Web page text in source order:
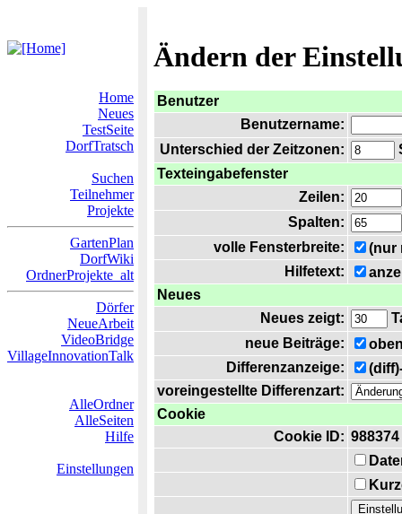
Ändern der
Home
Neues
TestSeite
DorfTratsch
Suchen
Teilnehmer
Projekte
GartenPlan
DorfWiki
OrdnerProjekte_alt
Dörfer
NeueArbeit
VideoBridge
VillageInnovationTalk
AlleOrdner
AlleSeiten
Hilfe
Einstellungen
Benutzer
Benutzername:
Unterschied der Zeitzonen:
Texteingabefenster
Zeilen:
Spalten:
volle Fensterbreite:
(nur
Hilfetext:
Neues
Neues zeigt:
neue Beiträge:
Differenzanzeige:
voreingestellte Differenzart:
Cookie
Cookie ID: 988374